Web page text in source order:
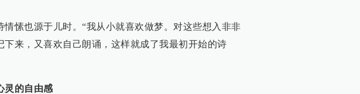
愫也源于儿时。“我从小就喜欢做梦。对这些想入非非
下来，又喜欢自己朗诵，这样就成了我最初开始的诗
灵的自由感